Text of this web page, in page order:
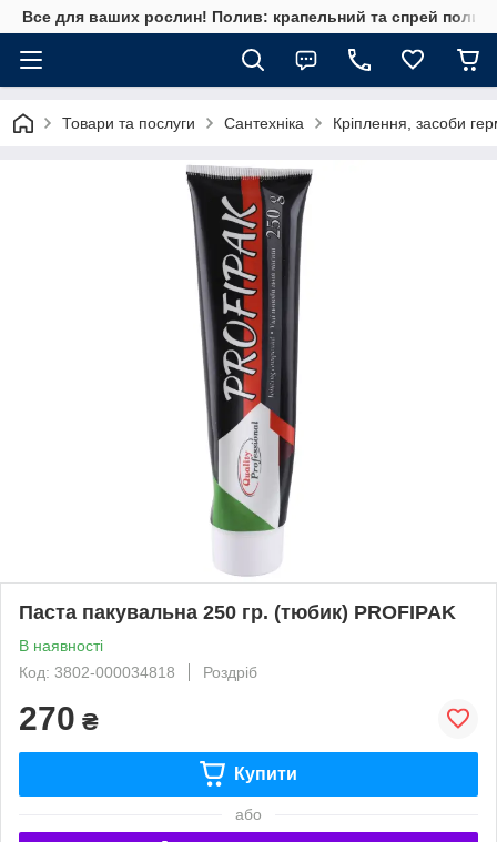
Все для ваших рослин! Полив: крапельний та спрей полив,
Товари та послуги Сантехніка Кріплення, засоби
Паста пакувальна 250 гр. (тюбик) PROFIPAK
В наявності
Код: 3802-000034818
Роздріб
270 ₴
Купити
або